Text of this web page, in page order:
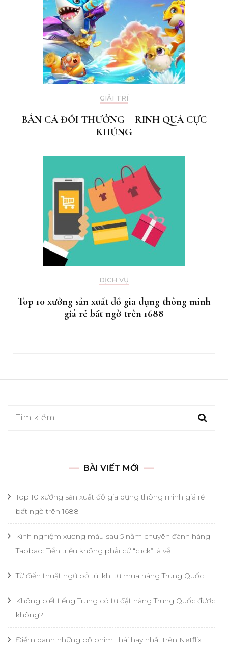
GIẢI TRÍ
BẮN CÁ ĐỔI THƯỞNG – RINH QUÀ CỰC
KHỦNG
DỊCH VỤ
Top 10 xưởng sản xuất đồ gia dụng thông minh
giá rẻ bất ngờ trên 1688
Tìm
BÀI VIẾT MỚI
Top 10 xưởng sản xuất đồ gia dụng thông minh giá rẻ
bất ngờ trên 1688
Kinh nghiệm xương máu sau 5 năm chuyên đánh hàng
Taobao: Tiền triệu không phải cứ “click” là về
Từ điển thuật ngữ bỏ túi khi tự mua hàng Trung Quốc
Không biết tiếng Trung có tự đặt hàng Trung Quốc được
không?
Điểm danh những bộ phim Thái hay nhất trên Netflix